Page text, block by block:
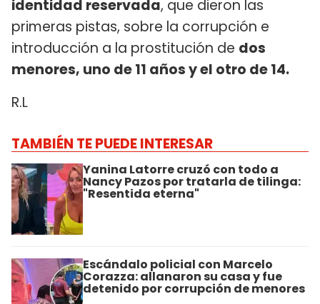
identidad reservada, que dieron las
primeras pistas, sobre la corrupción e
introducción a la prostitución de dos
menores, uno de 11 años y el otro de 14.
R.L
TAMBIÉN TE PUEDE INTERESAR
Yanina Latorre cruzó con todo a
Nancy Pazos por tratarla de tilinga:
"Resentida eterna"
Escándalo policial con Marcelo
Corazza: allanaron su casa y fue
detenido por corrupción de menores